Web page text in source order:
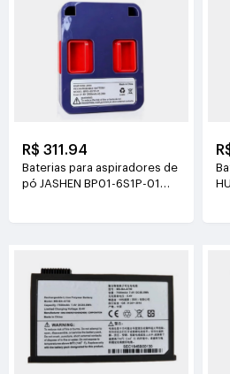
R$ 311.94
Baterias para aspiradores de
pó JASHEN BP01-6S1P-01